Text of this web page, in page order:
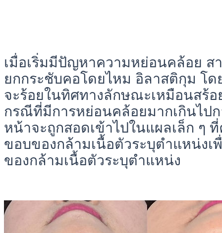
เมื่อเริ่มมีปัญหาความหย่อนคล้อย สา
ยกกระชับคอโดยไหม อิลาสติกุม โ
จะร้อยในทิศทางลักษณะเหมือนสร้อ
กรณีที่มีการหย่อนคล้อยมากเกินไป
หน้าจะถูกสอดเข้าไปในแผลเล็ก ๆ
ขอบของกล้ามเนื้อตัวระบุตำแหน่ง
ของกล้ามเนื้อตัวระบุตำแหน่ง